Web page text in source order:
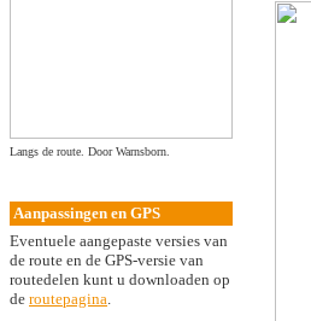
Langs de route. Door Warnsborn.
Aanpassingen en GPS
Eventuele aangepaste versies van
de route en de GPS-versie van
routedelen kunt u downloaden op
de routepagina.